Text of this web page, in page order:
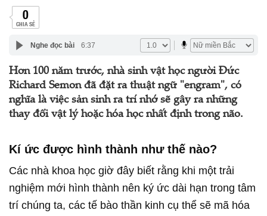
0
CHIA SẺ
Nghe đọc bài 6:37
Hơn 100 năm trước, nhà sinh vật học người Đức
Richard Semon đã đặt ra thuật ngữ "engram", có
nghĩa là việc sản sinh ra trí nhớ sẽ gây ra những
thay đổi vật lý hoặc hóa học nhất định trong não.
Kí ức được hình thành như thế nào?
Các nhà khoa học giờ đây biết rằng khi một trải
nghiệm mới hình thành nên ký ức dài hạn trong tâm
trí chúng ta, các tế bào thần kinh cụ thể sẽ mã hóa